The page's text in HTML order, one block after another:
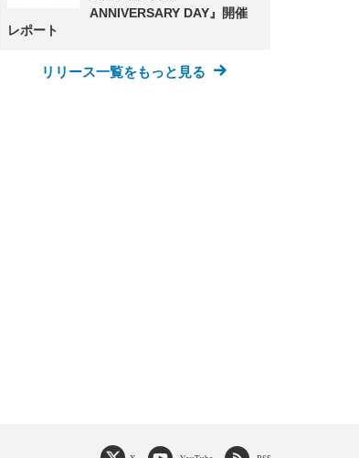
ANNIVERSARY DAY』開催
レポート
リリース一覧をもっと見る